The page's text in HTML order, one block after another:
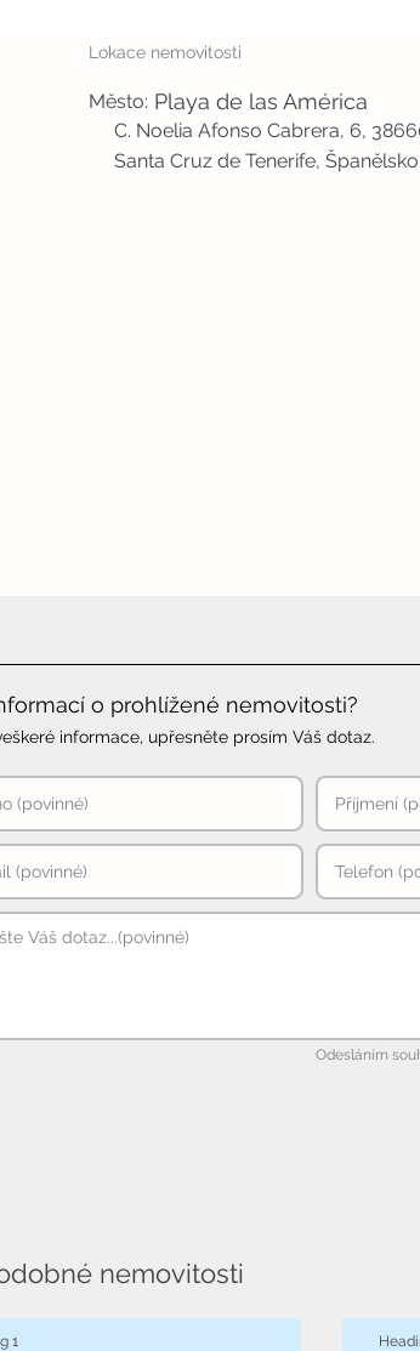
Lokace nemovitosti
Město: Playa de las América
C. Noelia Afonso Cabrera, 6,
Santa Cruz de Tenerife, Španělsko
o prohlížené nemovitosti?
informace, upřesněte prosím Váš dotaz.
Odesláním
1
nemovitosti